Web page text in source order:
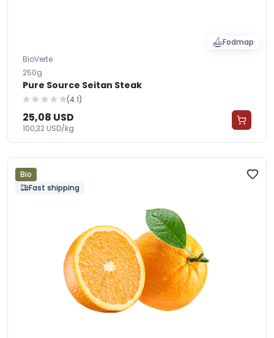
Fodmap
BioVerte
250g
Pure Source Seitan Steak
(4.1)
25,08 USD
100,32 USD/kg
Bio
Fast shipping